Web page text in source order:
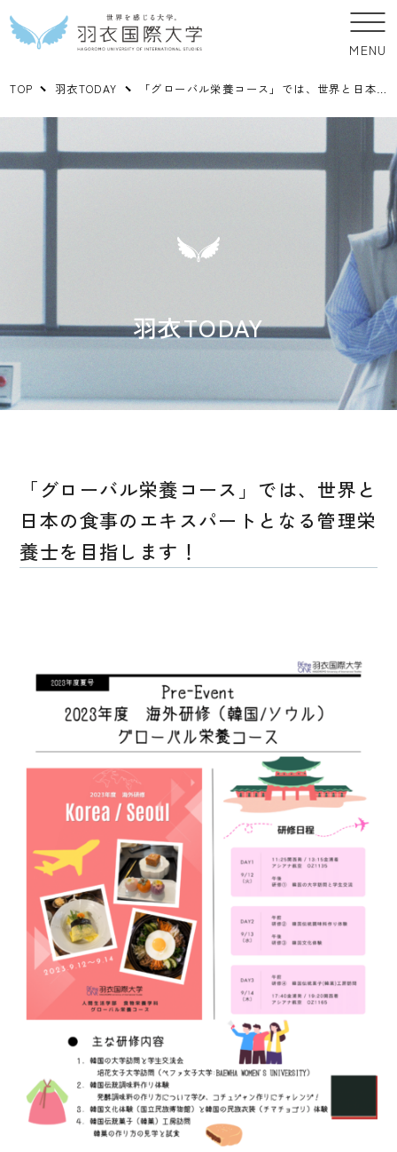
MENU
TOP 羽衣TODAY 「グローバル栄養コース」では、世界と日本の食事のエキスパートとなる管理栄養士を目指します！
羽衣TODAY
「グローバル栄養コース」では、世界と
日本の食事のエキスパートとなる管理栄
養士を目指します！